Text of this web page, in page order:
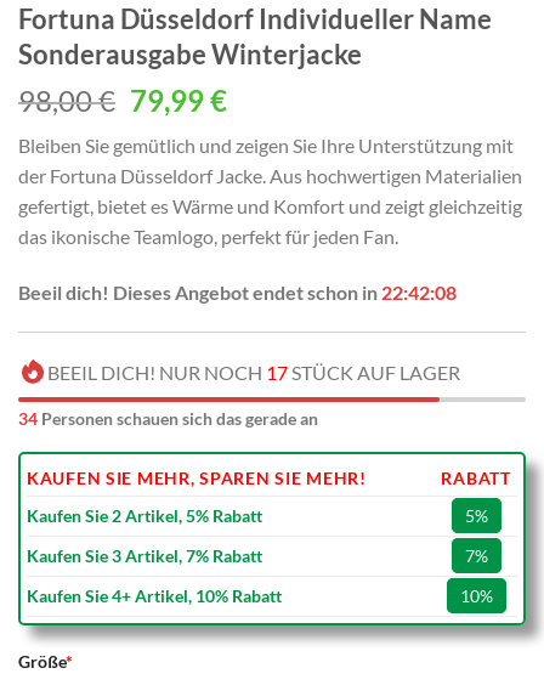
Fortuna Düsseldorf Individueller Name
Sonderausgabe Winterjacke
98,00€ Ursprünglicher
Preis
war:
98,00 €
79,99€Aktueller
ist:
79,99 €.
Bleiben Sie gemütlich und zeigen Sie Ihre Unterstützung mit
der Fortuna Düsseldorf Jacke. Aus hochwertigen Materialien
gefertigt, bietet es Wärme und Komfort und zeigt gleichzeitig
das ikonische Teamlogo, perfekt für jeden Fan.
Beeil dich! Dieses Angebot endet schon in 22:42:06
BEEIL DICH! NUR NOCH 17STÜCK AUF LAGER
34 Personen schauen sich das gerade an
KAUFEN SIE MEHR, SPAREN SIE MEHR!
RABATT
Kaufen Sie 2 Artikel, 5% Rabatt
5%
Kaufen Sie 3 Artikel, 7% Rabatt
7%
Kaufen Sie 4+ Artikel, 10% Rabatt
10%
Größe*